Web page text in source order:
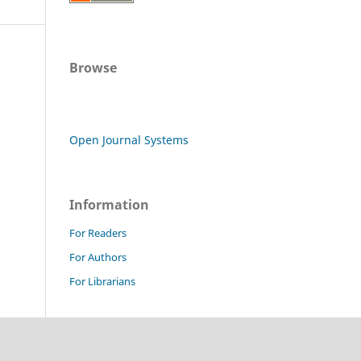
Browse
Open Journal Systems
Information
For Readers
For Authors
For Librarians